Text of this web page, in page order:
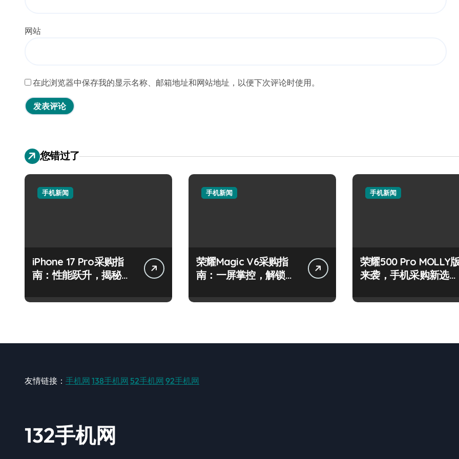
网站
在此浏览器中保存我的显示名称、邮箱地址和网站地址，以便下次评论时使用。
您错过了
手机新闻
iPhone 17 Pro采购指
南：性能跃升，揭秘最
手机新闻
荣耀Magic V6采购指
南：一屏掌控，解锁新
手机新闻
荣耀500 Pro MOLLY
来袭，手机采购新选
友情链接： 手机网 138手机网 52手机网 92手机网
132手机网